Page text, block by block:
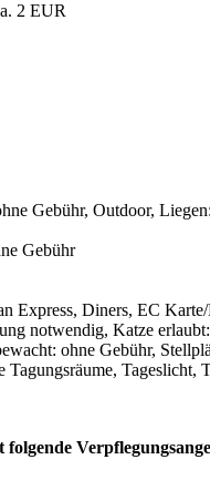
2 EUR
Gebühr, Outdoor,
Gebühr
Express, Diners, EC
notwendig, Katze
ohne Gebühr,
Tageslicht,